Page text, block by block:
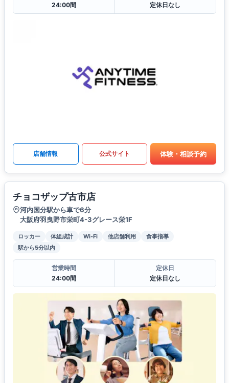
24:00間
定休日なし
店舗情報 公式サイト 体験・相談予約
チョコザップ古市店
河内国分駅から車で6分
大阪府羽曳野市栄町4-3グレース栄1F
ロッカー 体組成計 Wi-Fi 他店舗利用
食事指導
駅から5分以内
営業時間
24:00間
定休日
定休日なし